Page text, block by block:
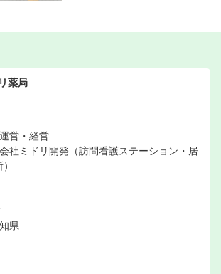
薬局
営・経営
社ミドリ開発（訪問看護ステーション・居
県